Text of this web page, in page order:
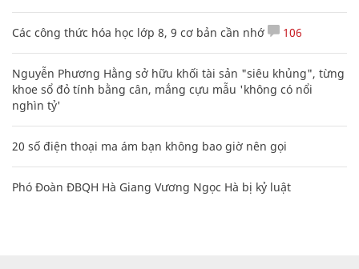
Các công thức hóa học lớp 8, 9 cơ bản cần nhớ 106
Nguyễn Phương Hằng sở hữu khối tài sản "siêu khủng", từng
khoe sổ đỏ tính bằng cân, mắng cựu mẫu 'không có nổi
nghìn tỷ'
20 số điện thoại ma ám bạn không bao giờ nên gọi
Phó Đoàn ĐBQH Hà Giang Vương Ngọc Hà bị kỷ luật